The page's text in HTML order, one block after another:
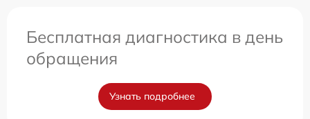
Бесплатная диагностика в день
обращения
Узнать подробнее